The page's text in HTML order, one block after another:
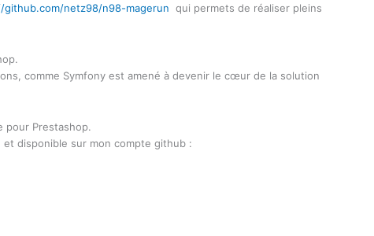
github.com/netz98/n98-magerun qui permets de réaliser pleins
comme Symfony est amené à devenir le cœur de la solution
pour Prestashop.
disponible sur mon compte github :